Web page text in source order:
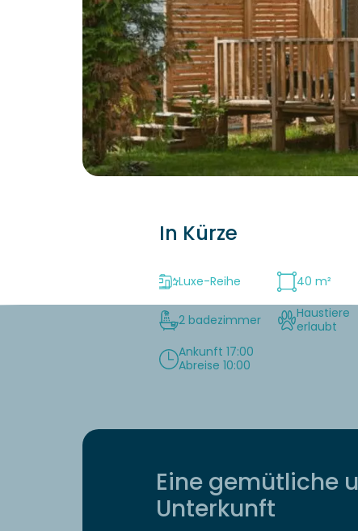
In Kürze
Luxe-Reihe 40 m²
2 badezimmer
Haustiere
erlaubt
Ankunft 17:00
Abreise 10:00
Eine gemütliche
Unterkunft